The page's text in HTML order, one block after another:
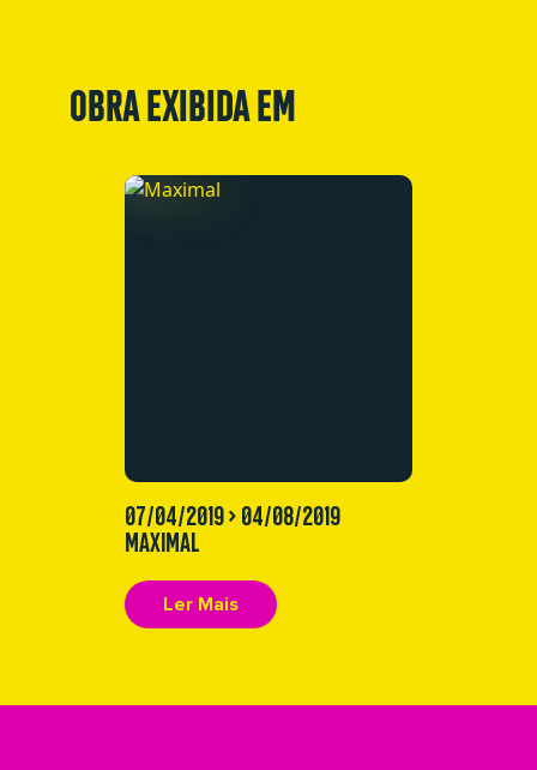
OBRA EXIBIDA EM
07/04/2019 > 04/08/2019
MAXIMAL
Ler Mais